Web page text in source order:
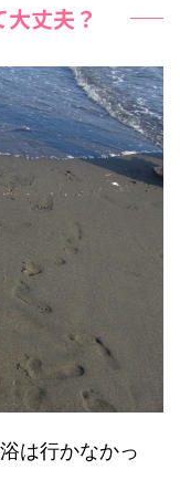
丈夫？
は行かなかっ